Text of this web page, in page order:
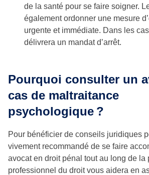
de la santé pour se faire soigner.
également ordonner une mesure
urgente et immédiate. Dans les
délivrera un mandat d’arrêt.
Pourquoi consulter un
cas de maltraitance
psychologique ?
Pour bénéficier de conseils juridiques
vivement recommandé de se faire
avocat en droit pénal tout au long de la
professionnel du droit vous aidera en